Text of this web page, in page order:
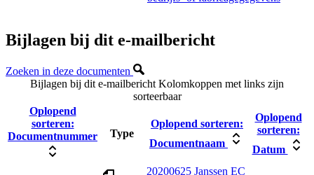
Bijlagen bij dit e-mailbericht
Zoeken in deze documenten
Bijlagen bij dit e-mailbericht Kolomkoppen met links zijn
sorteerbaar
Oplopend
sorteren:
Documentnummer
Type
Oplopend sorteren:
Documentnaam
Oplopend
sorteren:
Datum
20200625 Janssen EC